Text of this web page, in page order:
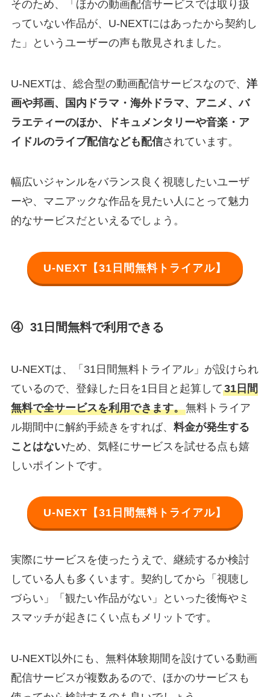
そのため、「ほかの動画配信サービスでは取り扱
っていない作品が、U-NEXTにはあったから契約し
た」というユーザーの声も散見されました。
U-NEXTは、総合型の動画配信サービスなので、 洋
画や邦画、国内ドラマ・海外ドラマ、アニメ、バ
ラエティーのほか、ドキュメンタリーや音楽・ア
イドルのライブ配信なども配信されています。
幅広いジャンルをバランス良く視聴したいユーザ
ーや、マニアックな作品を見たい人にとって魅力
的なサービスだといえるでしょう。
U-NEXT【31日間無料トライアル】
④ 31日間無料で利用できる
U-NEXTは、「31日間無料トライアル」が設けられ
ているので、登録した日を1日目と起算して31日間
無料で全サービスを利用できます。無料トライア
ル期間中に解約手続きをすれば、 料金が発生する
ことはないため、気軽にサービスを試せる点も嬉
しいポイントです。
U-NEXT【31日間無料トライアル】
実際にサービスを使ったうえで、継続するか検討
している人も多くいます。契約してから「視聴し
づらい」「観たい作品がない」といった後悔やミ
スマッチが起きにくい点もメリットです。
U-NEXT以外にも、無料体験期間を設けている動画
配信サービスが複数あるので、ほかのサービスも